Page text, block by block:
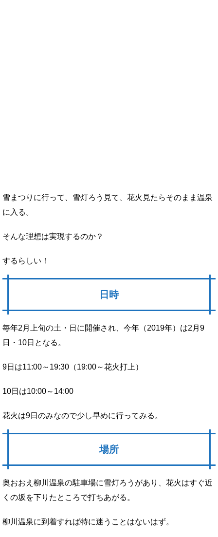
雪まつりに行って、雪灯ろう見て、花火見たらそのまま温泉
に入る。
そんな理想は実現するのか？
するらしい！
日時
毎年2月上旬の土・日に開催され、今年（2019年）は2月9
日・10日となる。
9日は11:00～19:30（19:00～花火打上）
10日は10:00～14:00
花火は9日のみなので少し早めに行ってみる。
場所
奥おおえ柳川温泉の駐車場に雪灯ろうがあり、花火はすぐ近
くの坂を下りたところで打ちあがる。
柳川温泉に到着すれば特に迷うことはないはず。